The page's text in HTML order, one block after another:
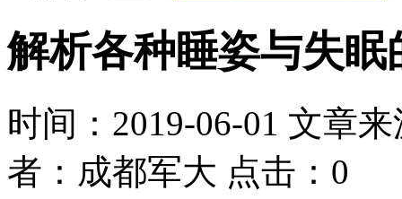
解析各种睡姿与失
时间：2019-06-01 文章
者：成都军大 点击：0